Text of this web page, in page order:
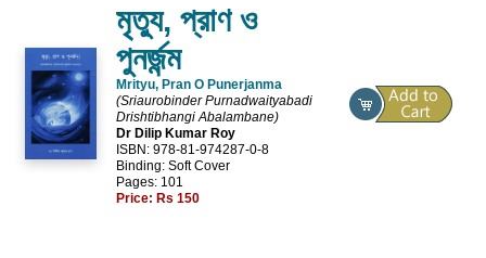
মৃত্যু, প্রাণ ও
পুনর্জন্ম
Mrityu, Pran O Punerjanma
(Sriaurobinder Purnadwaityabadi
Drishtibhangi Abalambane)
Dr Dilip Kumar Roy
ISBN: 978-81-974287-0-8
Binding: Soft Cover
Pages: 101
Price: Rs 150